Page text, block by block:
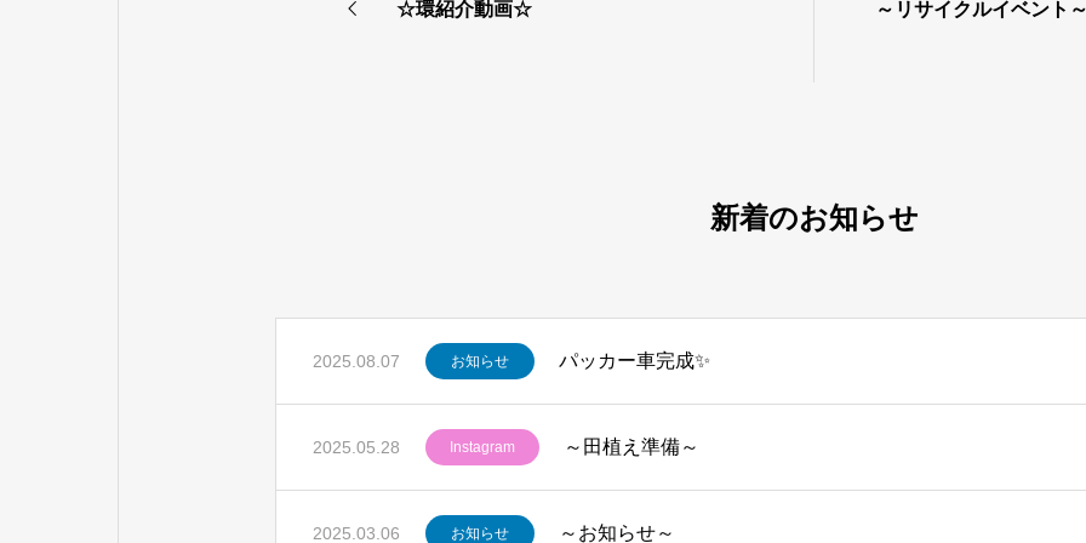
☆環紹介動画☆ ～リサイクルイベント
新着のお知らせ
2025.08.07 お知らせ パッカー車完成✨
2025.05.28 Instagram ～田植え準備～
2025.03.06 お知らせ ～お知らせ～